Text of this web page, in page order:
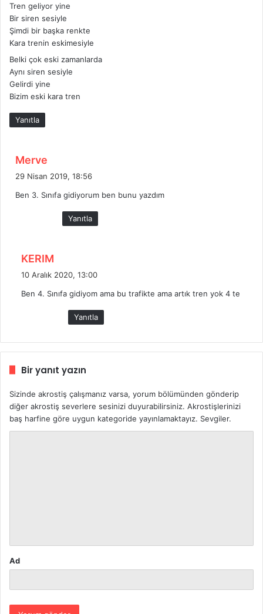
i
k
i
Tren geliyor yine
Bir siren sesiyle
Şimdi bir başka renkte
Kara trenin eskimesiyle
Belki çok eski zamanlarda
Aynı siren sesiyle
Gelirdi yine
Bizim eski kara tren
Yanıtla
Merve
i
29 Nisan 2019, 18:56
Ben 3. Sınıfa gidiyorum ben bunu yazdım
Yanıtla
KERIM
i
10 Aralık 2020, 13:00
Ben 4. Sınıfa gidiyom ama bu trafikte ama artık tren yok 4 te
Yanıtla
Bir yanıt yazın
Sizinde akrostiş çalışmanız varsa, yorum bölümünden gönderip
diğer akrostiş severlere sesinizi duyurabilirsiniz. Akrostişlerinizi
baş harfine göre uygun kategoride yayınlamaktayız. Sevgiler.
Ad